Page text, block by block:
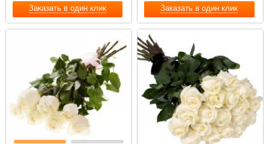
Заказать в один клик Заказать в один клик